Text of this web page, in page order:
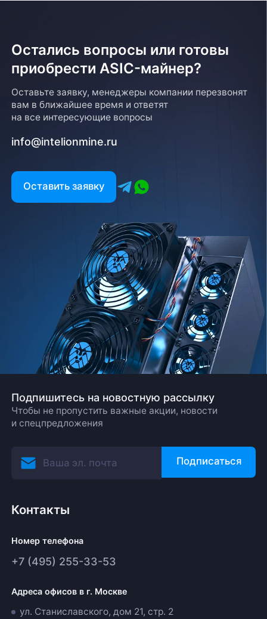
Остались вопросы или готовы
приобрести ASIC-майнер?
Оставьте заявку, менеджеры компании перезвонят
вам в ближайшее время и ответят
на все интересующие вопросы
info@intelionmine.ru
Оставить заявку
Подпишитесь на новостную рассылку
Чтобы не пропустить важные акции, новости
и спецпредложения
Подписаться
Контакты
Номер телефона
+7 (495) 255-33-53
Адреса офисов в г. Москве
ул. Станиславского, дом 21, стр. 2